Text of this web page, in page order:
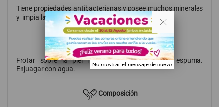
Tiene propiedades antibacterianas y posee muchos minerales
y limpia las impurezas y la grasa de la piel.
Modo de empleo
Frotar sobre la piel mojada hasta obtener la espuma.
Enjuagar con agua.
Composición
. .
No mostrar el mensaje de nuevo